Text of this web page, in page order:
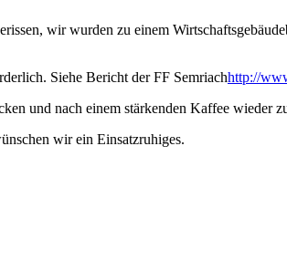
wir wurden zu einem
Siehe Bericht der FF Semriachhttp://
und nach einem stärkenden Kaffee wieder
wir ein Einsatzruhiges.